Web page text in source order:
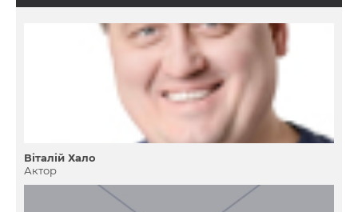
Віталій Хало
Актор